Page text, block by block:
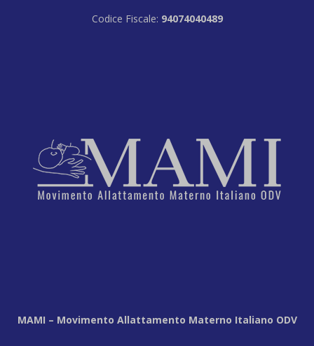
Codice Fiscale: 94074040489
MAMI – Movimento Allattamento Materno Italiano ODV